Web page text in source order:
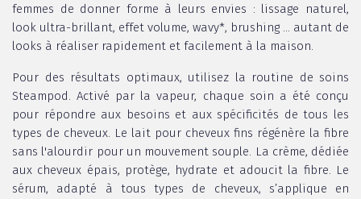
femmes de donner forme à leurs envies : lissage naturel,
look ultra-brillant, effet volume, wavy*, brushing … autant de
looks à réaliser rapidement et facilement à la maison.
Pour des résultats optimaux, utilisez la routine de soins
Steampod. Activé par la vapeur, chaque soin a été conçu
pour répondre aux besoins et aux spécificités de tous les
types de cheveux. Le lait pour cheveux fins régénère la fibre
sans l'alourdir pour un mouvement souple. La crème, dédiée
aux cheveux épais, protège, hydrate et adoucit la fibre. Le
sérum, adapté à tous types de cheveux, s’applique en